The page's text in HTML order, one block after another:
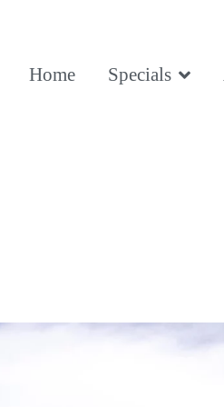
Home Specials